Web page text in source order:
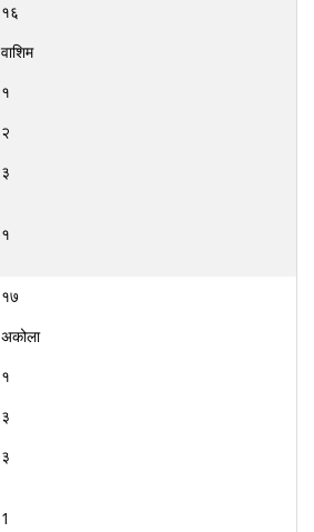
१६
वाशिम
१
२
३
१
१७
अकोला
१
३
३
1